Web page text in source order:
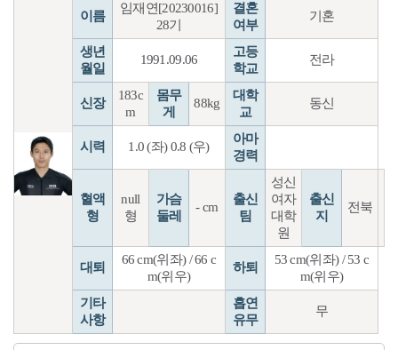
이름
임재연[20230016]
28기
결혼
여부
기혼
생년
월일
1991.09.06
고등
학교
전라
신장
183c
m
몸무
게
88kg
대학
교
동신
시력 1.0 (좌) 0.8 (우)
아마
경력
혈액
형
null
형
가슴
둘레
- cm
출신
팀
성신
여자
대학
원
출신
지
전북
대퇴
66 cm(위좌) / 66 c
m(위우)
하퇴
53 cm(위좌) / 53 c
m(위우)
기타
사항
흡연
유무
무